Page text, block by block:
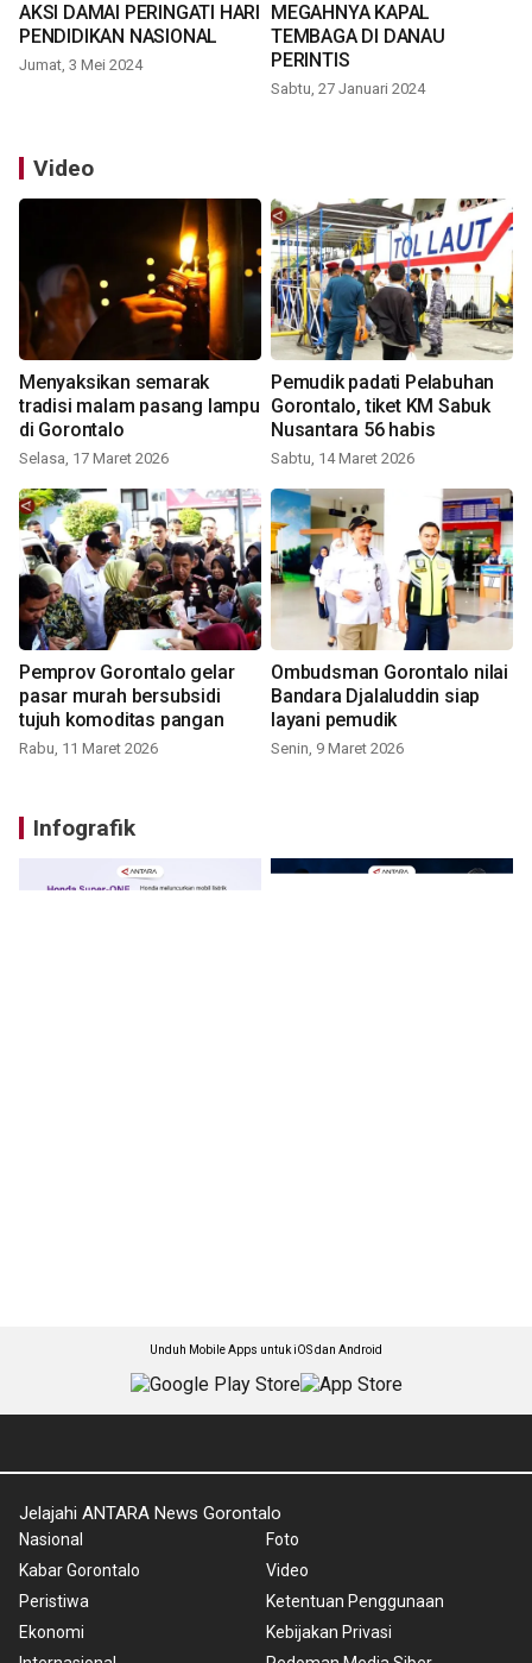
AKSI DAMAI PERINGATI HARI
PENDIDIKAN NASIONAL
Jumat, 3 Mei 2024
MEGAHNYA KAPAL
TEMBAGA DI DANAU
PERINTIS
Sabtu, 27 Januari 2024
Video
Menyaksikan semarak
tradisi malam pasang lampu
di Gorontalo
Selasa, 17 Maret 2026
Pemudik padati Pelabuhan
Gorontalo, tiket KM Sabuk
Nusantara 56 habis
Sabtu, 14 Maret 2026
Pemprov Gorontalo gelar
pasar murah bersubsidi
tujuh komoditas pangan
Rabu, 11 Maret 2026
Ombudsman Gorontalo nilai
Bandara Djalaluddin siap
layani pemudik
Senin, 9 Maret 2026
Infografik
Unduh Mobile Apps untuk iOS dan Android
Jelajahi ANTARA News Gorontalo
Nasional
Kabar Gorontalo
Peristiwa
Ekonomi
Foto
Video
Ketentuan Penggunaan
Kebijakan Privasi